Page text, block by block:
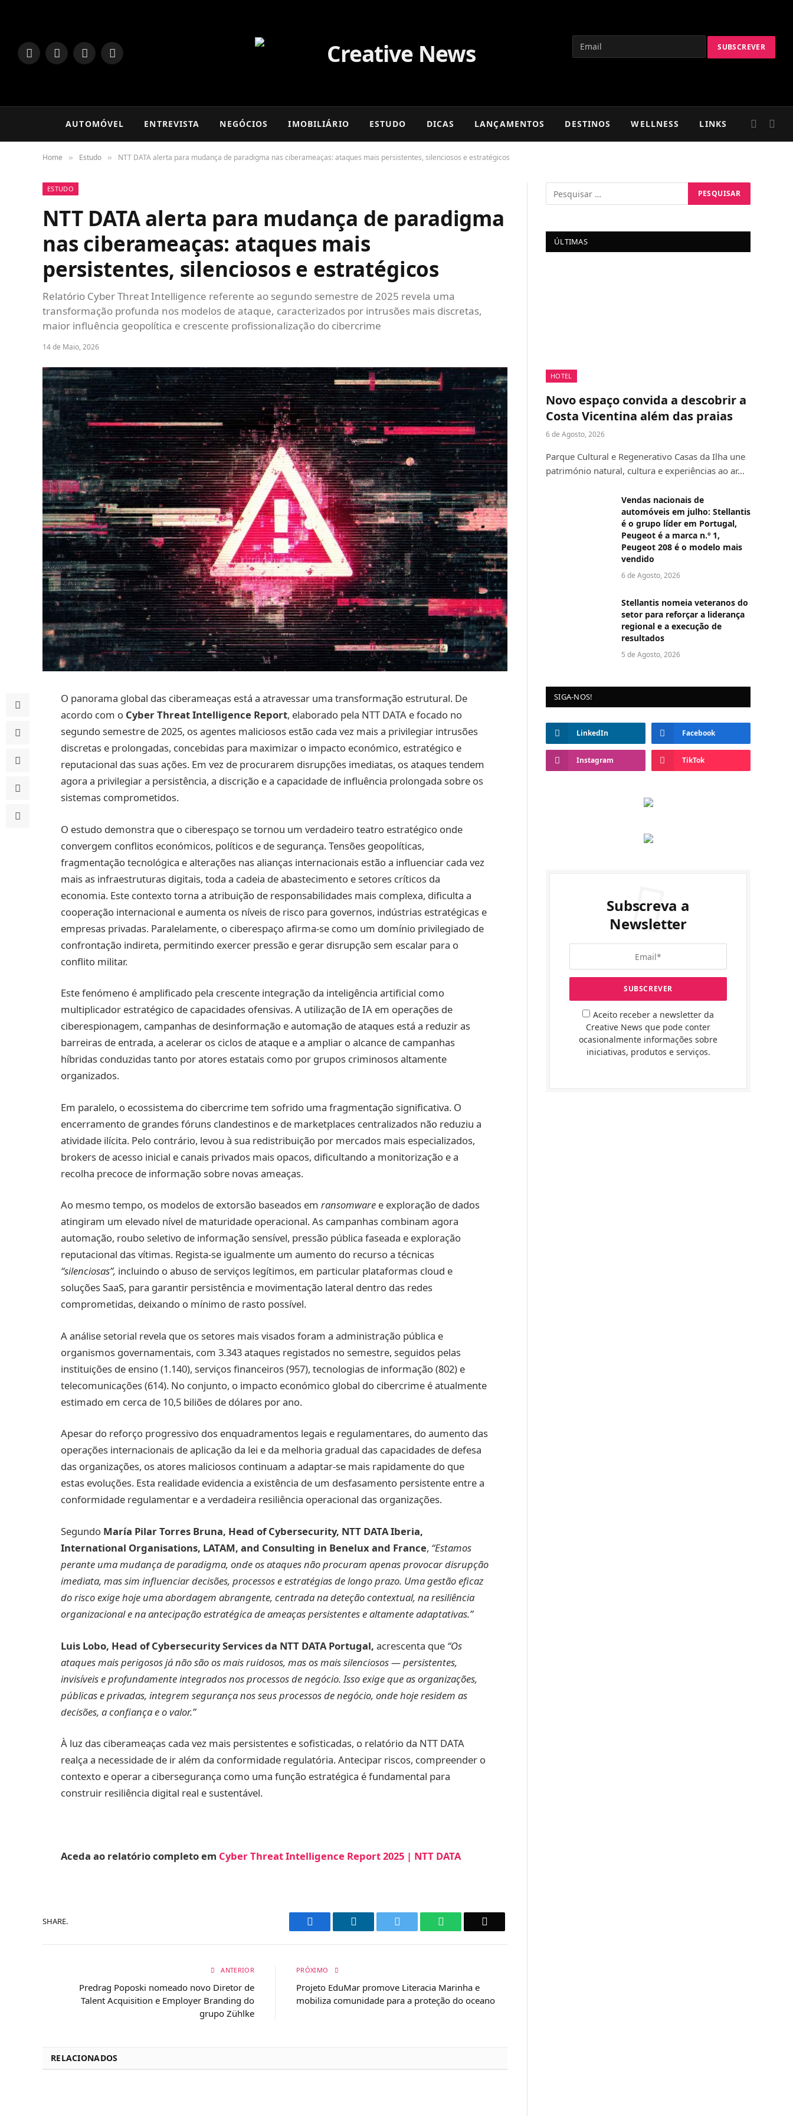
LinkedInFacebookInstagram
TikTok
AUTOMÓVEL ENTREVISTA NEGÓCIOS IMOBILIÁRIO ESTUDO DICAS LANÇAMENTOS DESTINOS WELLNESS LINKS
Home » Estudo » NTT DATA alerta para mudança de paradigma nas ciberameaças: ataques mais persistentes, silenciosos e estratégicos
ESTUDO
NTT DATA alerta para mudança de paradigma
nas ciberameaças: ataques mais
persistentes, silenciosos e estratégicos
Relatório Cyber Threat Intelligence referente ao segundo semestre de 2025 revela uma
transformação profunda nos modelos de ataque, caracterizados por intrusões mais discretas,
maior influência geopolítica e crescente profissionalização do cibercrime
14 de Maio, 2026
O panorama global das ciberameaças está a atravessar uma transformação estrutural. De
acordo com o Cyber Threat Intelligence Report, elaborado pela NTT DATA e focado no
segundo semestre de 2025, os agentes maliciosos estão cada vez mais a privilegiar intrusões
discretas e prolongadas, concebidas para maximizar o impacto económico, estratégico e
reputacional das suas ações. Em vez de procurarem disrupções imediatas, os ataques tendem
agora a privilegiar a persistência, a discrição e a capacidade de influência prolongada sobre os
sistemas comprometidos.
O estudo demonstra que o ciberespaço se tornou um verdadeiro teatro estratégico onde
convergem conflitos económicos, políticos e de segurança. Tensões geopolíticas,
fragmentação tecnológica e alterações nas alianças internacionais estão a influenciar cada vez
mais as infraestruturas digitais, toda a cadeia de abastecimento e setores críticos da
economia. Este contexto torna a atribuição de responsabilidades mais complexa, dificulta a
cooperação internacional e aumenta os níveis de risco para governos, indústrias estratégicas e
empresas privadas. Paralelamente, o ciberespaço afirma-se como um domínio privilegiado de
confrontação indireta, permitindo exercer pressão e gerar disrupção sem escalar para o
conflito militar.
Este fenómeno é amplificado pela crescente integração da inteligência artificial como
multiplicador estratégico de capacidades ofensivas. A utilização de IA em operações de
ciberespionagem, campanhas de desinformação e automação de ataques está a reduzir as
barreiras de entrada, a acelerar os ciclos de ataque e a ampliar o alcance de campanhas
híbridas conduzidas tanto por atores estatais como por grupos criminosos altamente
organizados.
Em paralelo, o ecossistema do cibercrime tem sofrido uma fragmentação significativa. O
encerramento de grandes fóruns clandestinos e de marketplaces centralizados não reduziu a
atividade ilícita. Pelo contrário, levou à sua redistribuição por mercados mais especializados,
brokers de acesso inicial e canais privados mais opacos, dificultando a monitorização e a
recolha precoce de informação sobre novas ameaças.
Ao mesmo tempo, os modelos de extorsão baseados em ransomware e exploração de dados
atingiram um elevado nível de maturidade operacional. As campanhas combinam agora
automação, roubo seletivo de informação sensível, pressão pública faseada e exploração
reputacional das vítimas. Regista-se igualmente um aumento do recurso a técnicas
“silenciosas”, incluindo o abuso de serviços legítimos, em particular plataformas cloud e
soluções SaaS, para garantir persistência e movimentação lateral dentro das redes
comprometidas, deixando o mínimo de rasto possível.
A análise setorial revela que os setores mais visados foram a administração pública e
organismos governamentais, com 3.343 ataques registados no semestre, seguidos pelas
instituições de ensino (1.140), serviços financeiros (957), tecnologias de informação (802) e
telecomunicações (614). No conjunto, o impacto económico global do cibercrime é atualmente
estimado em cerca de 10,5 biliões de dólares por ano.
Apesar do reforço progressivo dos enquadramentos legais e regulamentares, do aumento das
operações internacionais de aplicação da lei e da melhoria gradual das capacidades de defesa
das organizações, os atores maliciosos continuam a adaptar-se mais rapidamente do que
estas evoluções. Esta realidade evidencia a existência de um desfasamento persistente entre a
conformidade regulamentar e a verdadeira resiliência operacional das organizações.
Segundo María Pilar Torres Bruna, Head of Cybersecurity, NTT DATA Iberia,
International Organisations, LATAM, and Consulting in Benelux and France, “Estamos
perante uma mudança de paradigma, onde os ataques não procuram apenas provocar disrupção
imediata, mas sim influenciar decisões, processos e estratégias de longo prazo. Uma gestão eficaz
do risco exige hoje uma abordagem abrangente, centrada na deteção contextual, na resiliência
organizacional e na antecipação estratégica de ameaças persistentes e altamente adaptativas.”
Luis Lobo, Head of Cybersecurity Services da NTT DATA Portugal, acrescenta que “Os
ataques mais perigosos já não são os mais ruidosos, mas os mais silenciosos — persistentes,
invisíveis e profundamente integrados nos processos de negócio. Isso exige que as organizações,
públicas e privadas, integrem segurança nos seus processos de negócio, onde hoje residem as
decisões, a confiança e o valor.”
À luz das ciberameaças cada vez mais persistentes e sofisticadas, o relatório da NTT DATA
realça a necessidade de ir além da conformidade regulatória. Antecipar riscos, compreender o
contexto e operar a cibersegurança como uma função estratégica é fundamental para
construir resiliência digital real e sustentável.
Aceda ao relatório completo em Cyber Threat Intelligence Report 2025 | NTT DATA
SHARE. Facebook LinkedIn WhatsApp
ANTERIOR
Predrag Poposki nomeado novo Diretor de
Talent Acquisition e Employer Branding do
grupo Zühlke
PRÓXIMO
Projeto EduMar promove Literacia Marinha e
mobiliza comunidade para a proteção do oceano
RELACIONADOS
ÚLTIMAS
HOTEL
Novo espaço convida a descobrir a
Costa Vicentina além das praias
6 de Agosto, 2026
Parque Cultural e Regenerativo Casas da Ilha une
património natural, cultura e experiências ao ar…
Vendas nacionais de
automóveis em julho: Stellantis
é o grupo líder em Portugal,
Peugeot é a marca n.º 1,
Peugeot 208 é o modelo mais
vendido
6 de Agosto, 2026
Stellantis nomeia veteranos do
setor para reforçar a liderança
regional e a execução de
resultados
5 de Agosto, 2026
SIGA-NOS!
LinkedIn Facebook
Instagram TikTok
Subscreva a
Newsletter
Aceito receber a newsletter da
Creative News que pode conter
ocasionalmente informações sobre
iniciativas, produtos e serviços.